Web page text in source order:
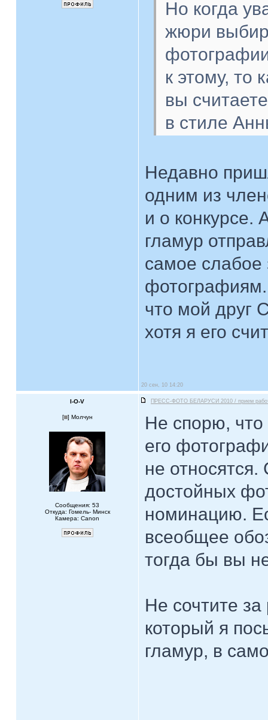
Но когда
жюри
к этому, то
вы
в стиле
Недавно
одним из
и о конкурсе.
гламур
самое слабое
что мой друг
хотя я его
20 сен, 10 14:20
I-O-V ПРЕСС-ФОТО БЕЛАРУСИ 2010 / прием
[ ] Молчун
Сообщения: 53
Откуда: Гомель- Минск
Камера: Canon
Не спорю,
его
не
достойных
номинацию.
всеобщее
тогда бы вы
Не сочтите
который я
гламур, в